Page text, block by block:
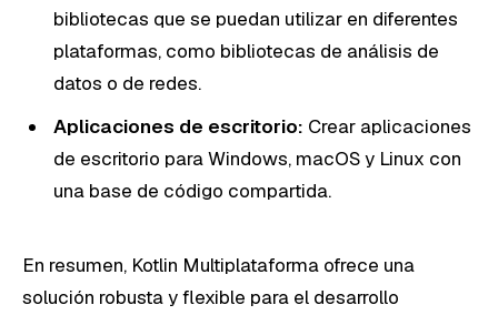
bibliotecas que se puedan utilizar en diferentes
plataformas, como bibliotecas de análisis de
datos o de redes.
Aplicaciones de escritorio: Crear aplicaciones
de escritorio para Windows, macOS y Linux con
una base de código compartida.
En resumen, Kotlin Multiplataforma ofrece una
solución robusta y flexible para el desarrollo